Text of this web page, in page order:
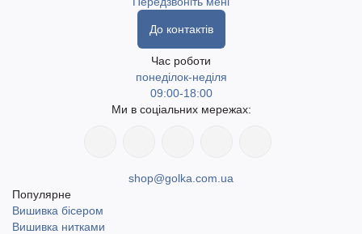
До контактів
Час роботи
понеділок-неділя
09:00-18:00
Ми в соціальних мережах:
shop@golka.com.ua
Популярне
Вишивка бісером
Вишивка нитками